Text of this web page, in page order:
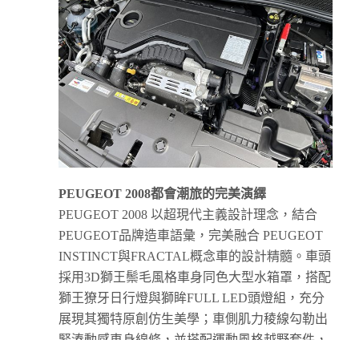
PEUGEOT 2008都會潮旅的完美演繹
PEUGEOT 2008 以超現代主義設計理念，結合
PEUGEOT品牌造車語彙，完美融合 PEUGEOT
INSTINCT與FRACTAL概念車的設計精髓。車頭
採用3D獅王鬃毛風格車身同色大型水箱罩，搭配
獅王獠牙日行燈與獅眸FULL LED頭燈組，充分
展現其獨特原創仿生美學；車側肌力稜線勾勒出